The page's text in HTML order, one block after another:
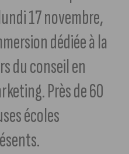
17 novembre,
dédiée à la
du conseil en
Près de 60
écoles